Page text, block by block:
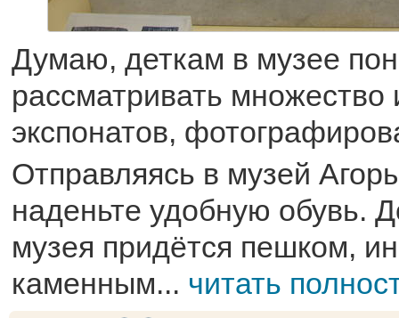
Думаю, деткам в музее
рассматривать множество
экспонатов,
Отправляясь в музей
наденьте удобную обувь.
музея придётся пешком,
каменным... читать